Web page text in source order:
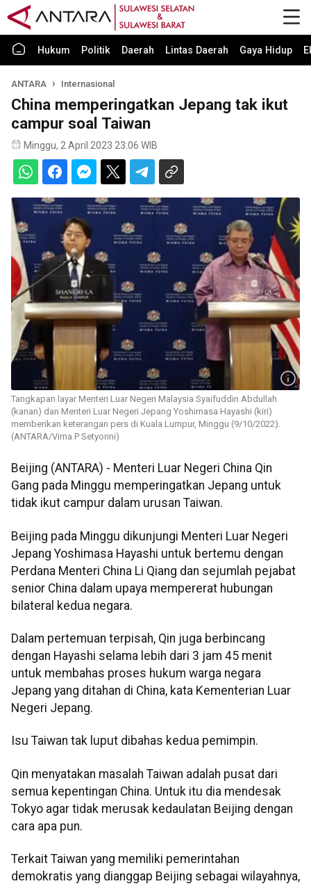
Hukum Politik Daerah Lintas Daerah Gaya Hidup
ANTARA Internasional
China memperingatkan Jepang tak ikut
campur soal Taiwan
Minggu, 2 April 2023 23:06 WIB
Tangkapan layar Menteri Luar Negeri Malaysia Syaifuddin Abdullah
(kanan) dan Menteri Luar Negeri Jepang Yoshimasa Hayashi (kiri)
memberikan keterangan pers di Kuala Lumpur, Minggu (9/10/2022).
(ANTARA/Virna P Setyorini)
Beijing (ANTARA) - Menteri Luar Negeri China Qin
Gang pada Minggu memperingatkan Jepang untuk
tidak ikut campur dalam urusan Taiwan.
Beijing pada Minggu dikunjungi Menteri Luar Negeri
Jepang Yoshimasa Hayashi untuk bertemu dengan
Perdana Menteri China Li Qiang dan sejumlah pejabat
senior China dalam upaya mempererat hubungan
bilateral kedua negara.
Dalam pertemuan terpisah, Qin juga berbincang
dengan Hayashi selama lebih dari 3 jam 45 menit
untuk membahas proses hukum warga negara
Jepang yang ditahan di China, kata Kementerian Luar
Negeri Jepang.
Isu Taiwan tak luput dibahas kedua pemimpin.
Qin menyatakan masalah Taiwan adalah pusat dari
semua kepentingan China. Untuk itu dia mendesak
Tokyo agar tidak merusak kedaulatan Beijing dengan
cara apa pun.
Terkait Taiwan yang memiliki pemerintahan
demokratis yang dianggap Beijing sebagai wilayahnya,